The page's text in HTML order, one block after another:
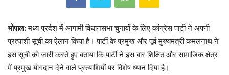
भोपाल:मध्य प्रदेश में आगामी विधानसभा चुनावों के लिए कांग्रेस पार्टी ने अपनी
प्रत्याशी सूची का ऐलान किया है। पार्टी के प्रमुख और पूर्व मुख्यमंत्री कमलनाथ ने
इस सूची को जारी करते हुए बताया कि पार्टी ने इस बार शिक्षित और सामाजिक क्षेत्र
में प्रमुख योगदान देने वाले प्रत्याशियों पर विशेष ध्यान दिया है।